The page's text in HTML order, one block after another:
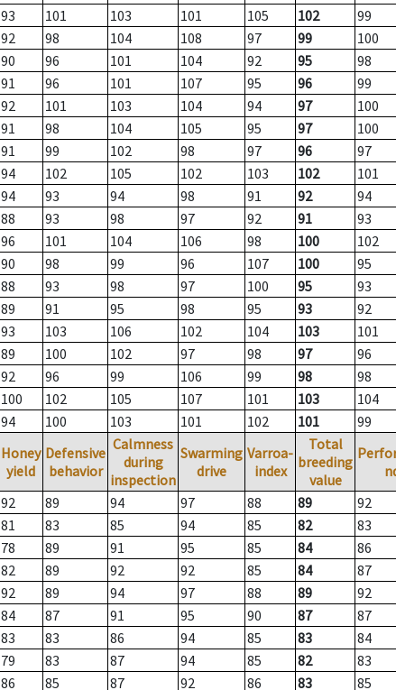
93 101 103 101 105 102
99
92 98 104 108 97 99
100
90 96 101 104 92 95
98
91 96 101 107 95 96
99
92 101 103 104 94 97
100
91 98 104 105 95 97
100
91 99 102 98 97 96
97
94 102 105 102 103 102
101
94 93 94 98 91 92
94
88 93 98 97 92 91
93
96 101 104 106 98 100
102
90 98 99 96 107 100
95
88 93 98 97 100 95
93
89 91 95 98 95 93
92
93 103 106 102 104 103
101
89 100 102 97 98 97
96
92 96 99 106 99 98
98
100 102 105 107 101 103
104
94 100 103 101 102 101 99
Honey
yield
Defensive
behavior
Calmness
during
inspection
Swarming
drive
Varroa-
index
Total
breeding
value
92 89 94 97 88 89
92
81 83 85 94 85 82
83
78 89 91 95 85 84
86
82 89 92 92 85 84
87
92 89 94 97 88 89
92
84 87 91 95 90 87
87
83 83 86 94 85 83
84
79 83 87 94 85 82
83
86 85 87 92 86 83 85